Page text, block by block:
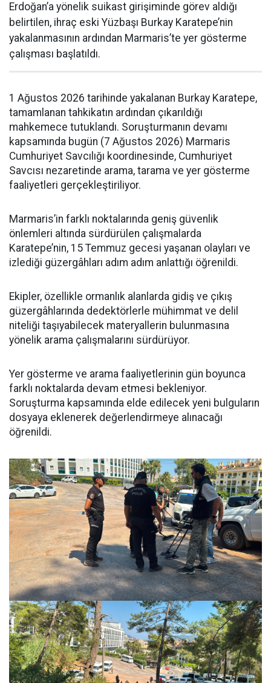
Erdoğan’a yönelik suikast girişiminde görev aldığı
belirtilen, ihraç eski Yüzbaşı Burkay Karatepe’nin
yakalanmasının ardından Marmaris’te yer gösterme
çalışması başlatıldı.
1 Ağustos 2026 tarihinde yakalanan Burkay Karatepe,
tamamlanan tahkikatın ardından çıkarıldığı
mahkemece tutuklandı. Soruşturmanın devamı
kapsamında bugün (7 Ağustos 2026) Marmaris
Cumhuriyet Savcılığı koordinesinde, Cumhuriyet
Savcısı nezaretinde arama, tarama ve yer gösterme
faaliyetleri gerçekleştiriliyor.
Marmaris’in farklı noktalarında geniş güvenlik
önlemleri altında sürdürülen çalışmalarda
Karatepe’nin, 15 Temmuz gecesi yaşanan olayları ve
izlediği güzergâhları adım adım anlattığı öğrenildi.
Ekipler, özellikle ormanlık alanlarda gidiş ve çıkış
güzergâhlarında dedektörlerle mühimmat ve delil
niteliği taşıyabilecek materyallerin bulunmasına
yönelik arama çalışmalarını sürdürüyor.
Yer gösterme ve arama faaliyetlerinin gün boyunca
farklı noktalarda devam etmesi bekleniyor.
Soruşturma kapsamında elde edilecek yeni bulguların
dosyaya eklenerek değerlendirmeye alınacağı
öğrenildi.